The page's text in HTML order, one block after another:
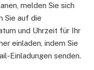
melden Sie sich
Sie auf die
und Uhrzeit für Ihr
einladen, indem Sie
Einladungen senden.